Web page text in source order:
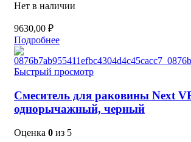
Нет в наличии
9630,00 ₽
Подробнее
Быстрый просмотр
Смеситель для раковины Next
однорычажный, черный
Оценка 0 из 5